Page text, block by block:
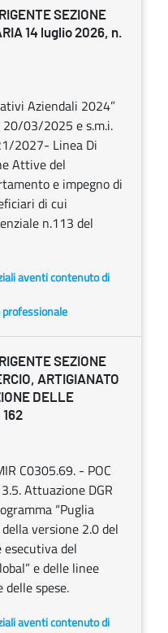
SEZIONE
14 luglio 2026, n.
Aziendali 2024”
20/03/2025 e s.m.i.
2027- Linea Di
Attive del
e impegno di
di cui
n.113 del
aventi contenuto di
SEZIONE
ARTIGIANATO
DELLE
162
C0305.69. - POC
Attuazione DGR
“Puglia
della versione 2.0 del
del
e delle linee
spese.
aventi contenuto di